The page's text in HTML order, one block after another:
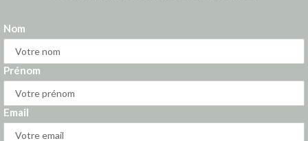
Nom
Prénom
Email